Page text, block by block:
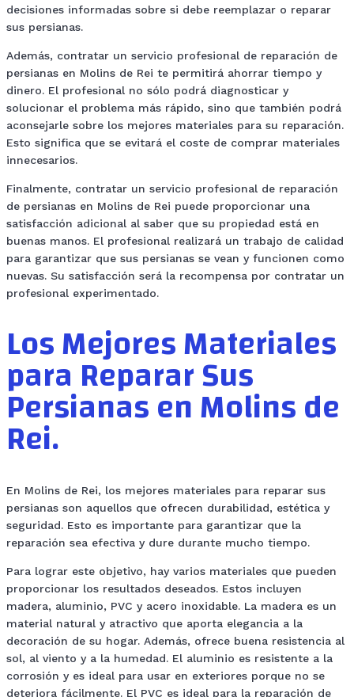
decisiones informadas sobre si debe reemplazar o reparar
sus persianas.
Además, contratar un servicio profesional de reparación de
persianas en Molins de Rei te permitirá ahorrar tiempo y
dinero. El profesional no sólo podrá diagnosticar y
solucionar el problema más rápido, sino que también podrá
aconsejarle sobre los mejores materiales para su reparación.
Esto significa que se evitará el coste de comprar materiales
innecesarios.
Finalmente, contratar un servicio profesional de reparación
de persianas en Molins de Rei puede proporcionar una
satisfacción adicional al saber que su propiedad está en
buenas manos. El profesional realizará un trabajo de calidad
para garantizar que sus persianas se vean y funcionen como
nuevas. Su satisfacción será la recompensa por contratar un
profesional experimentado.
Los Mejores Materiales
para Reparar Sus
Persianas en Molins de
Rei.
En Molins de Rei, los mejores materiales para reparar sus
persianas son aquellos que ofrecen durabilidad, estética y
seguridad. Esto es importante para garantizar que la
reparación sea efectiva y dure durante mucho tiempo.
Para lograr este objetivo, hay varios materiales que pueden
proporcionar los resultados deseados. Estos incluyen
madera, aluminio, PVC y acero inoxidable. La madera es un
material natural y atractivo que aporta elegancia a la
decoración de su hogar. Además, ofrece buena resistencia al
sol, al viento y a la humedad. El aluminio es resistente a la
corrosión y es ideal para usar en exteriores porque no se
deteriora fácilmente. El PVC es ideal para la reparación de